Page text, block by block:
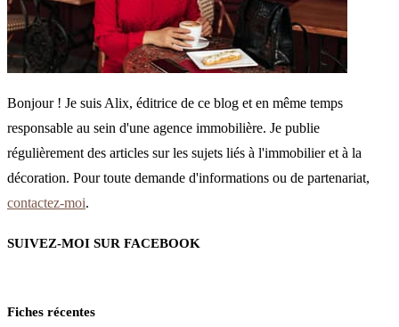
Bonjour ! Je suis Alix, éditrice de ce blog et en même temps
responsable au sein d'une agence immobilière. Je publie
régulièrement des articles sur les sujets liés à l'immobilier et à la
décoration. Pour toute demande d'informations ou de partenariat,
contactez-moi.
SUIVEZ-MOI SUR FACEBOOK
Fiches récentes